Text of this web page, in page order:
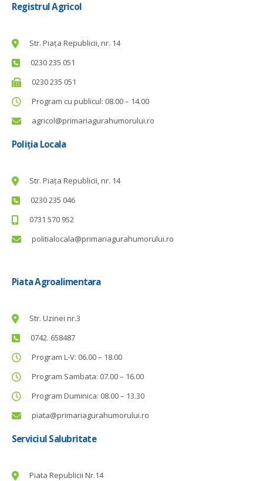
Registrul Agricol
Str. Piața Republicii, nr. 14
0230 235 051
0230 235 051
Program cu publicul: 08.00 – 14.00
agricol@primariagurahumorului.ro
Poliția Locala
Str. Piața Republicii, nr. 14
0230 235 046
0731 570 952
politialocala@primariagurahumorului.ro
Piata Agroalimentara
Str. Uzinei nr.3
0742. 658487
Program L-V: 06.00 – 18.00
Program Sambata: 07.00 – 16.00
Program Duminica: 08.00 – 13.30
piata@primariagurahumorului.ro
Serviciul Salubritate
Piata Republicii Nr.14